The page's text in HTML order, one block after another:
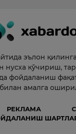
эълон
нусха кўчириш,
фойдаланиш
амалга
РЕКЛАМА